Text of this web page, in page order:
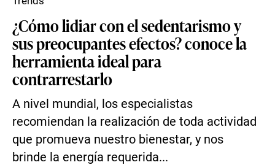
¿Cómo lidiar con el sedentarismo y
sus preocupantes efectos? conoce la
herramienta ideal para
contrarrestarlo
A nivel mundial, los especialistas
recomiendan la realización de toda actividad
que promueva nuestro bienestar, y nos
brinde la energía requerida...